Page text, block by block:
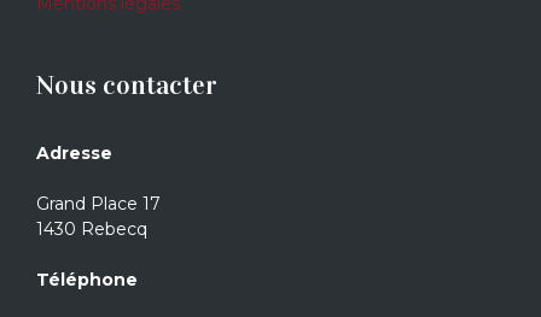
Nous contacter
Adresse
Grand Place 17
1430 Rebecq
Téléphone